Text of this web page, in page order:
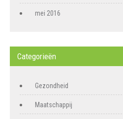
mei 2016
Categorieën
Gezondheid
Maatschappij